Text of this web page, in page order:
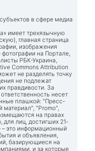
в сфере медиа
имеет трехязычную
главная страница
изображения
на Портале,
РБК-Украина,
Commons Attribution
не разделять точку
не подлежат
правдивости. За
несет
плашкой: "Пресс-
материал", "Promo",
на правах
для лиц, достигших 21-
– это информационный
и объявления,
базирующиеся на
и за которые